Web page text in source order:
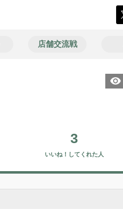
店舗交流戦
3
いいね！してくれた人